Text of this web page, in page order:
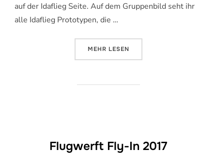
auf der Idaflieg Seite. Auf dem Gruppenbild seht ihr
alle Idaflieg Prototypen, die …
MEHR ÜBER „SOMMERTREFFEN 2017“
LESEN
Flugwerft Fly-In 2017